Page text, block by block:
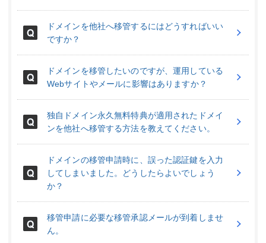
ドメインを他社へ移管するにはどうすればいい
ですか？
ドメインを移管したいのですが、運用している
Webサイトやメールに影響はありますか？
独自ドメイン永久無料特典が適用されたドメイ
ンを他社へ移管する方法を教えてください。
ドメインの移管申請時に、誤った認証鍵を入力
してしまいました。どうしたらよいでしょう
か？
移管申請に必要な移管承認メールが到着しませ
ん。